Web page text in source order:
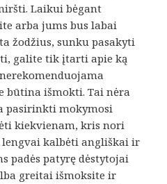
Laikui bėgant
arba jums bus labai
žodžius, sunku pasakyti
galite tik įtarti apie ką
būtina išmokti. Tai nėra
pasirinkti mokymosi
kiekvienam, kris nori
lengvai kalbėti angliškai ir
padės patyrę dėstytojai
greitai išmoksite ir